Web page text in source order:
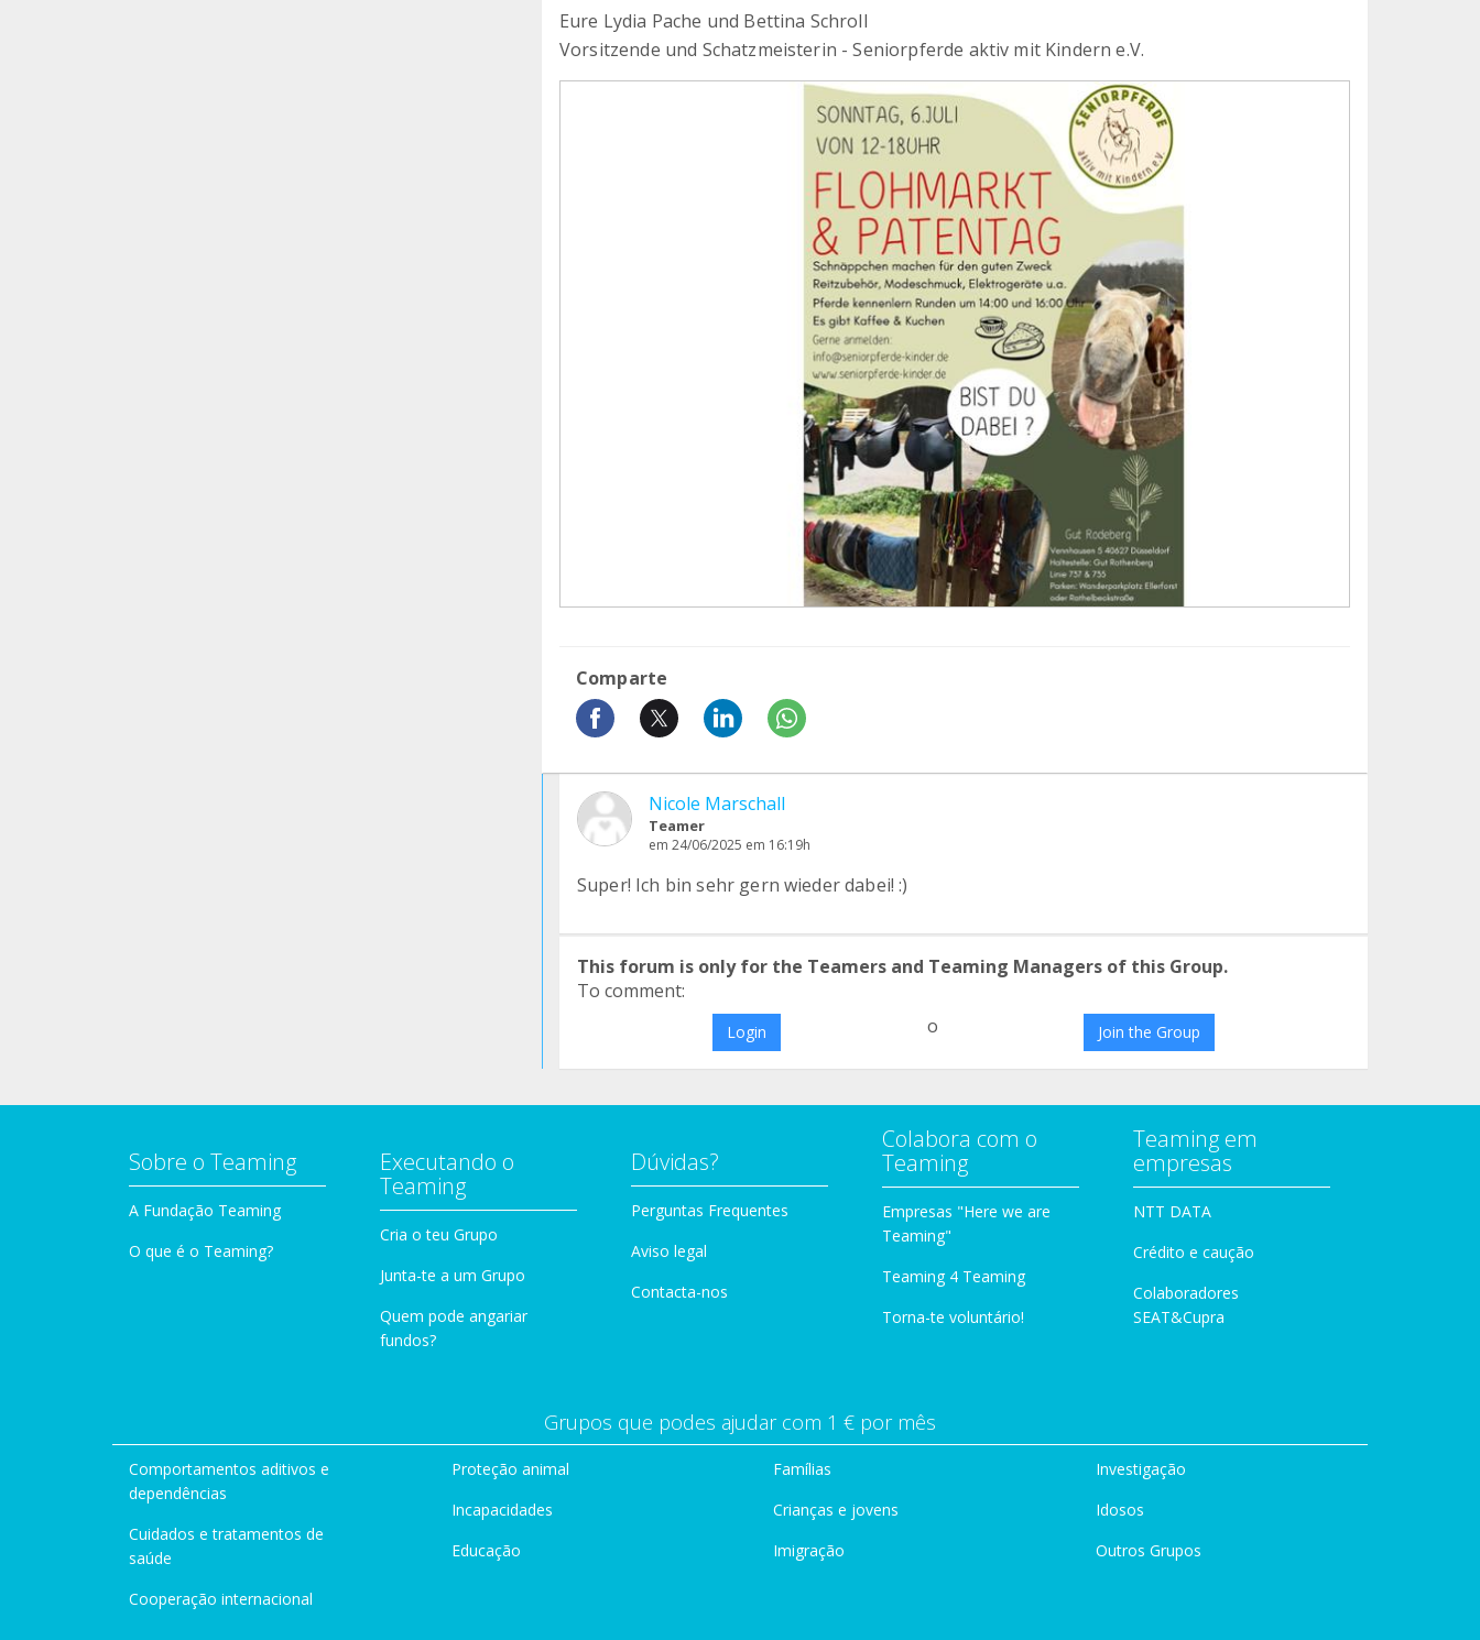
Eure Lydia Pache und Bettina Schroll
Vorsitzende und Schatzmeisterin - Seniorpferde aktiv mit Kindern e.V.
Comparte
Nicole Marschall
Teamer
em 24/06/2025 em 16:19h
Super! Ich bin sehr gern wieder dabei! :)
This forum is only for the Teamers and Teaming Managers of this Group.
To comment:
Login o Join the Group
Sobre o Teaming
A Fundação Teaming
O que é o Teaming?
Executando o
Teaming
Cria o teu Grupo
Junta-te a um Grupo
Quem pode angariar
fundos?
Dúvidas?
Perguntas Frequentes
Aviso legal
Contacta-nos
Colabora com o
Teaming
Empresas "Here we are
Teaming"
Teaming 4 Teaming
Torna-te voluntário!
Teaming em
empresas
NTT DATA
Crédito e caução
Colaboradores
SEAT&Cupra
Grupos que podes ajudar com 1 € por mês
Comportamentos aditivos e
dependências
Cuidados e tratamentos de
saúde
Cooperação internacional
Proteção animal
Incapacidades
Educação
Famílias
Crianças e jovens
Imigração
Investigação
Idosos
Outros Grupos